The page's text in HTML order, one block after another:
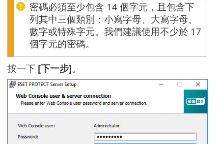
密碼必須至少包含 14 個字元，且包含下
列其中三個類別：小寫字母、大寫字母、
數字或特殊字元。我們建議使用不少於 17
個字元的密碼。
按一下 [下一步]。